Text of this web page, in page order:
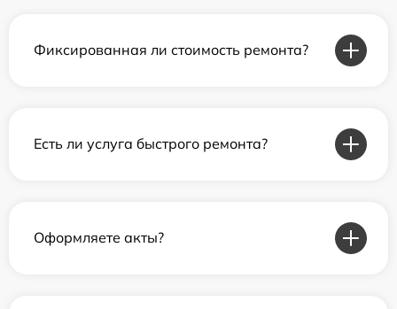
Фиксированная ли стоимость ремонта?
Есть ли услуга быстрого ремонта?
Оформляете акты?